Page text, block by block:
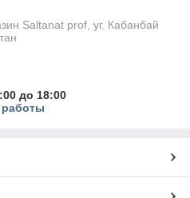
Saltanat prof, уг. Кабанбай
до 18:00
работы